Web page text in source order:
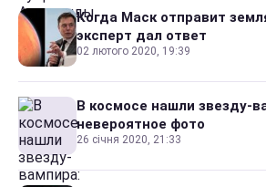
Когда Маск отправит
эксперт дал ответ
02 лютого 2020, 19:39
В космосе нашли звезду-
невероятное фото
26 січня 2020, 21:33